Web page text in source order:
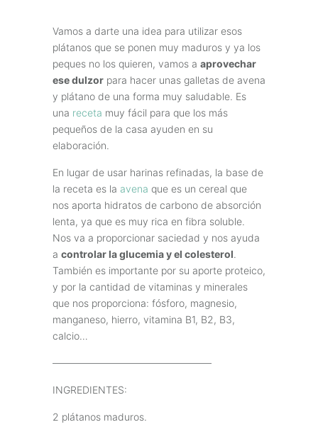
Vamos a darte una idea para utilizar esos
plátanos que se ponen muy maduros y ya los
peques no los quieren, vamos a aprovechar
ese dulzor para hacer unas galletas de avena
y plátano de una forma muy saludable. Es
una receta muy fácil para que los más
pequeños de la casa ayuden en su
elaboración.
En lugar de usar harinas refinadas, la base de
la receta es la avena que es un cereal que
nos aporta hidratos de carbono de absorción
lenta, ya que es muy rica en fibra soluble.
Nos va a proporcionar saciedad y nos ayuda
a controlar la glucemia y el colesterol.
También es importante por su aporte proteico,
y por la cantidad de vitaminas y minerales
que nos proporciona: fósforo, magnesio,
manganeso, hierro, vitamina B1, B2, B3,
calcio…
————————————————
INGREDIENTES:
2 plátanos maduros.